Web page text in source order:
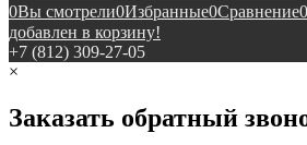
0Вы смотрели0Избранные0Сравнение0
добавлен в корзину!
+7 (812) 309-27-05
×
Заказать обратный